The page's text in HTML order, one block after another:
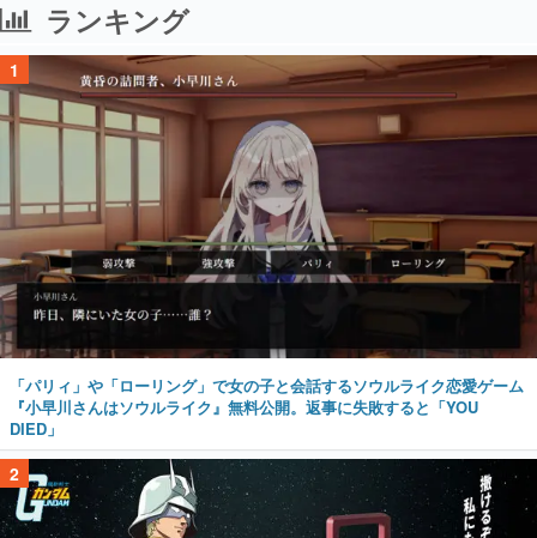
ランキング
1
「パリィ」や「ローリング」で女の子と会話するソウルライク恋愛ゲーム
『小早川さんはソウルライク』無料公開。返事に失敗すると「YOU
DIED」
2